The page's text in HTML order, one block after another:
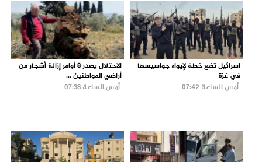
اسرائيل تضع خطة لإيواء جواسيسها
في غزة
أمس الساعة 07:42
الاحتلال يصدر 8 أوامر إزالة أشجار من
أراضي المواطنين ...
أمس الساعة 07:38